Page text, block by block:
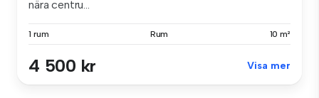
nära centru...
1 rum Rum 10 m²
4 500 kr Visa mer